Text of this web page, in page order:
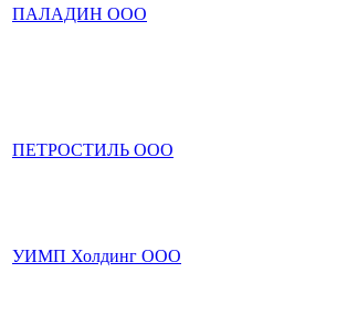
ПАЛАДИН ООО
ПЕТРОСТИЛЬ ООО
УИМП Холдинг ООО